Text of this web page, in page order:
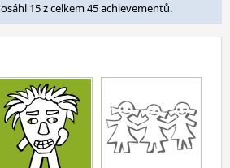
15 z celkem 45 achievementů.